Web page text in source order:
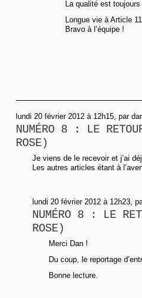
La qualité est
Longue vie à Article
Bravo à l’équipe !
lundi 20 février 2012 à 12h15, par
NUMÉRO 8 : LE
ROSE)
Je viens de le recevoir et j’ai
Les autres articles étant à
lundi 20 février 2012 à 12h23,
NUMÉRO 8 : LE
ROSE)
Merci Dan !
Du coup, le reportage
Bonne lecture.